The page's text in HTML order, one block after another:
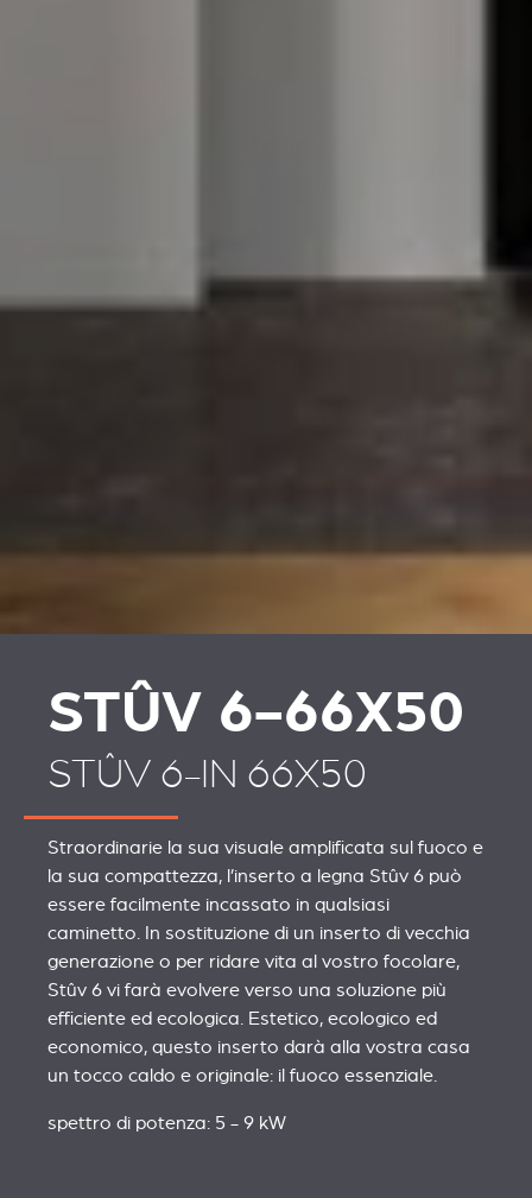
STÛV 6-66X50
STÛV 6-IN 66X50
Straordinarie la sua visuale amplificata sul fuoco e
la sua compattezza, l’inserto a legna Stûv 6 può
essere facilmente incassato in qualsiasi
caminetto. In sostituzione di un inserto di vecchia
generazione o per ridare vita al vostro focolare,
Stûv 6 vi farà evolvere verso una soluzione più
efficiente ed ecologica. Estetico, ecologico ed
economico, questo inserto darà alla vostra casa
un tocco caldo e originale: il fuoco essenziale.
spettro di potenza: 5 - 9 kW